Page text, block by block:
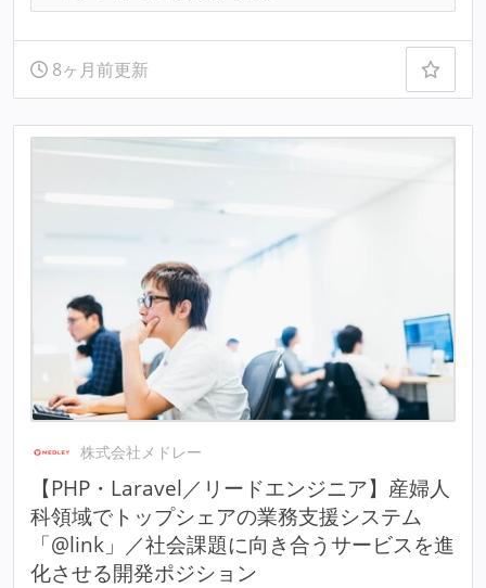
8ヶ月前更新
株式会社メドレー
【PHP・Laravel／リードエンジニア】産婦人
科領域でトップシェアの業務支援システム
「@link」／社会課題に向き合うサービスを進
化させる開発ポジション